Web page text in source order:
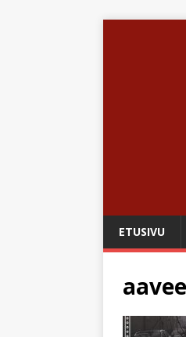
ETUSIVU